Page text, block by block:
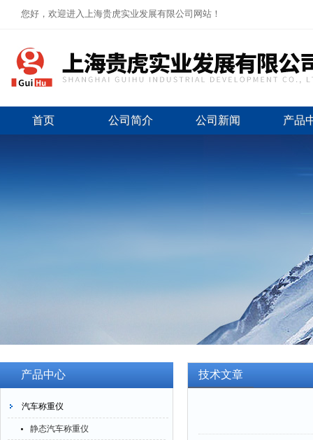
您好，欢迎进入上海贵虎实业发展有限公司网站！
首页 公司简介 公司新闻 产品
产品中心
汽车称重仪
静态汽车称重仪
技术文章